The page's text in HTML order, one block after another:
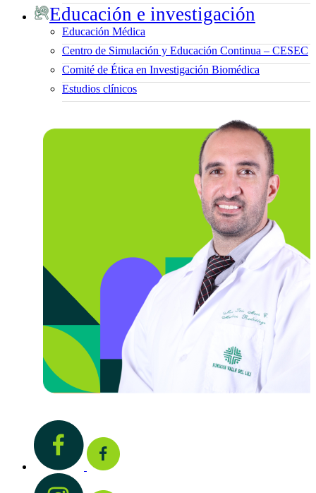
Educación e investigación
Educación Médica
Centro de Simulación y Educación Continua – CESEC
Comité de Ética en Investigación Biomédica
Estudios clínicos